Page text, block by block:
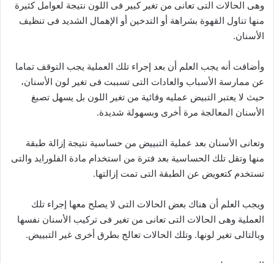
وهى الحالات التى تعانى من تغير كبير فى اللون نتيجة لعوامل كثيرة
منها تناول القهوة بشراهة أو التدخين أو الإهمال الشديد فى تنظيف
الأسنان.
وأضافت أنه يجب العلم أن بعد إجراء تلك العملية يجب التوقف تماما
عن ممارسة الأسباب والعادات التى تسببت فى تغير لون الأسنان،
حيث لا يعتبر التبيض عمليه وقائية من تغير اللون بل يسهل تصبغ
الأسنان المعالجة مرة أخرى وبسهولة شديدة.
وتعانى الأسنان بعد عملية التبييض من حساسية نتيجة إزالة طبقة
منها وتقل تلك الحساسية بعد فترة من استخدام مادة الفلورايد والتى
تستخدم كتعويض عن الطبقة التى تمت إزالتها.
ويجب العلم أن هناك بعض الحالات التى لا يصلح معها إجراء تلك
العملية وهى الحالات التى تعانى من تغير فى تركيب الأسنان نفسها
وبالتالى تغير لونها. وتلك الحالات تعالج بطرق أخرى غير التبييض.